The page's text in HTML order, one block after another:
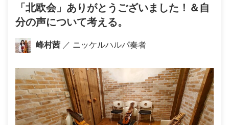
「北欧会」ありがとうございました！＆自
分の声について考える。
峰村茜 ／ ニッケルハルパ奏者